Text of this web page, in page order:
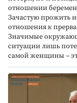
отношении
Зачастую прожить
отношения к
Значимые
ситуации лишь
самой женщины –